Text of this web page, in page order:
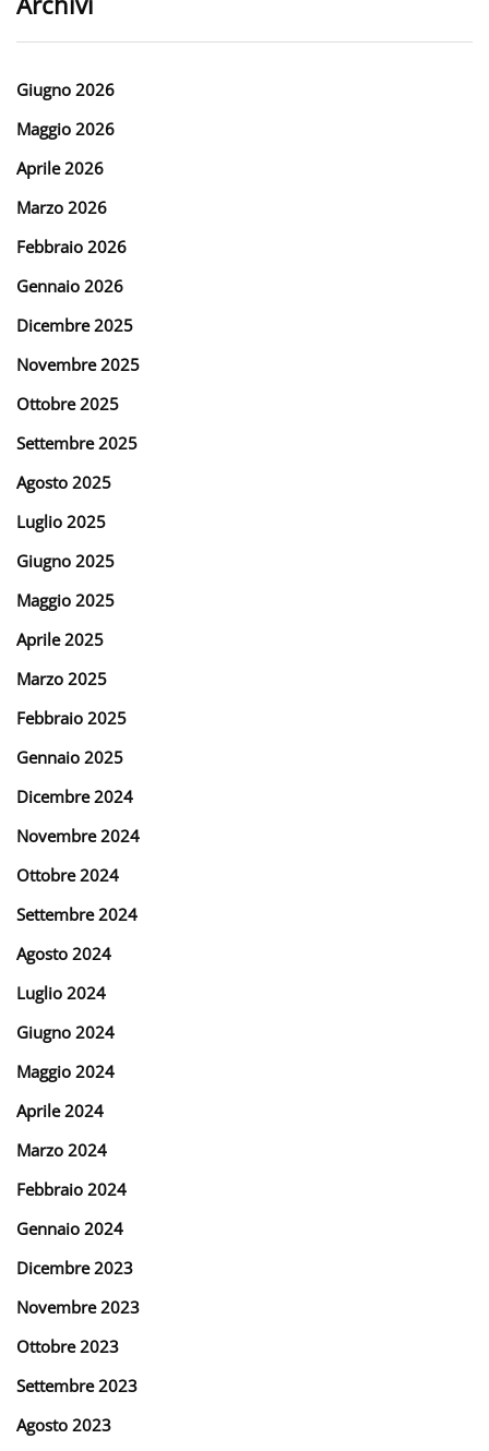
Giugno 2026
Maggio 2026
Aprile 2026
Marzo 2026
Febbraio 2026
Gennaio 2026
Dicembre 2025
Novembre 2025
Ottobre 2025
Settembre 2025
Agosto 2025
Luglio 2025
Giugno 2025
Maggio 2025
Aprile 2025
Marzo 2025
Febbraio 2025
Gennaio 2025
Dicembre 2024
Novembre 2024
Ottobre 2024
Settembre 2024
Agosto 2024
Luglio 2024
Giugno 2024
Maggio 2024
Aprile 2024
Marzo 2024
Febbraio 2024
Gennaio 2024
Dicembre 2023
Novembre 2023
Ottobre 2023
Settembre 2023
Agosto 2023